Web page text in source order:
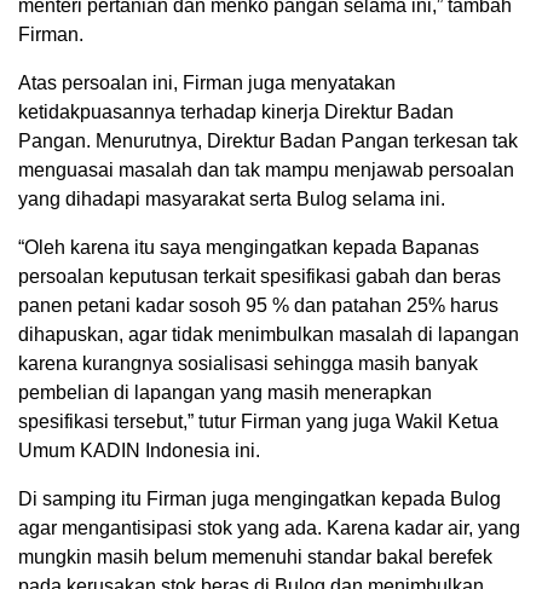
menteri pertanian dan menko pangan selama ini,” tambah
Firman.
Atas persoalan ini, Firman juga menyatakan
ketidakpuasannya terhadap kinerja Direktur Badan
Pangan. Menurutnya, Direktur Badan Pangan terkesan tak
menguasai masalah dan tak mampu menjawab persoalan
yang dihadapi masyarakat serta Bulog selama ini.
“Oleh karena itu saya mengingatkan kepada Bapanas
persoalan keputusan terkait spesifikasi gabah dan beras
panen petani kadar sosoh 95 % dan patahan 25% harus
dihapuskan, agar tidak menimbulkan masalah di lapangan
karena kurangnya sosialisasi sehingga masih banyak
pembelian di lapangan yang masih menerapkan
spesifikasi tersebut,” tutur Firman yang juga Wakil Ketua
Umum KADIN Indonesia ini.
Di samping itu Firman juga mengingatkan kepada Bulog
agar mengantisipasi stok yang ada. Karena kadar air, yang
mungkin masih belum memenuhi standar bakal berefek